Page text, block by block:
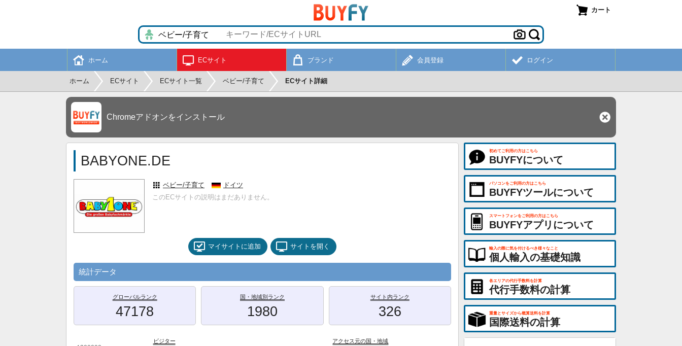
カート
ホーム ECサイト ブランド 会員登録 ログイン
ホーム ECサイト ECサイト一覧 ベビー/子育て ECサイト詳細
Chromeアドオンをインストール
BABYONE.DE
ベビー/子育て
ドイツ
このECサイトの説明はまだありません。
マイサイトに追加 サイトを開く
統計データ
グローバルランク
47178
国・地域別ランク
1980
サイト内ランク
326
ビジター アクセス元の国・地域
初めてご利用の方はこちら
BUYFYについて
パソコンをご利用の方はこちら
BUYFYツールについて
スマートフォンをご利用の方はこちら
BUYFYアプリについて
輸入の際に気を付けるべき様々なこと
個人輸入の基礎知識
各エリアの代行手数料を計算
代行手数料の計算
重量とサイズから概算送料を計算
国際送料の計算